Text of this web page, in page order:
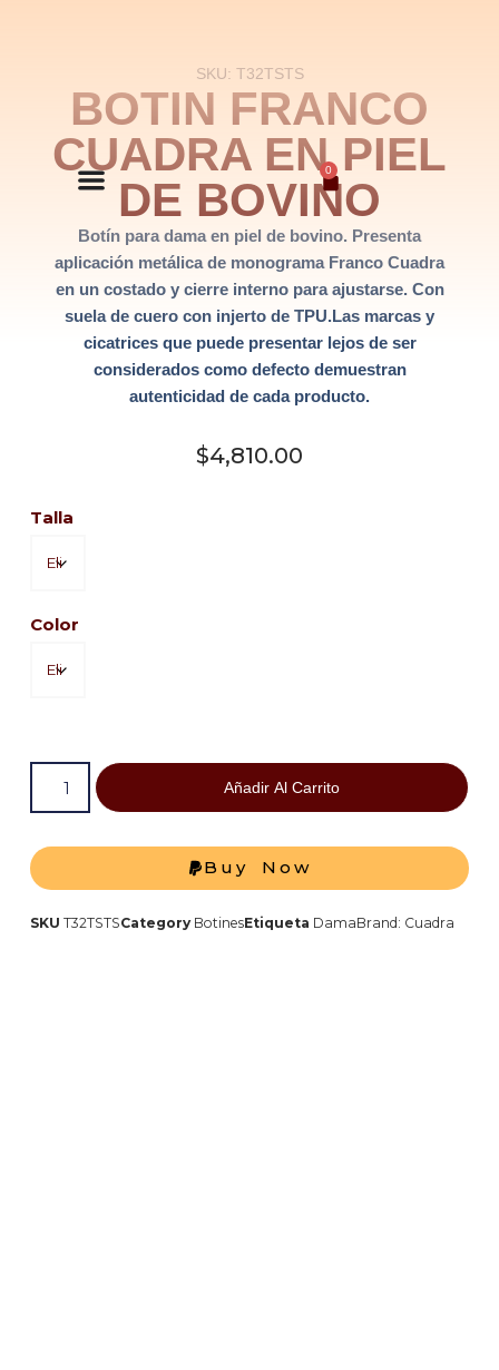
contenido
0
SKU: T32TSTS
BOTIN FRANCO
CUADRA EN PIEL
DE BOVINO
Botín para dama en piel de bovino. Presenta
aplicación metálica de monograma Franco Cuadra
en un costado y cierre interno para ajustarse. Con
suela de cuero con injerto de TPU.Las marcas y
cicatrices que puede presentar lejos de ser
considerados como defecto demuestran
autenticidad de cada producto.
$4,810.00
Talla
Color
Añadir Al Carrito
Buy Now
SKU T32TSTSCategory BotinesEtiqueta DamaBrand: Cuadra